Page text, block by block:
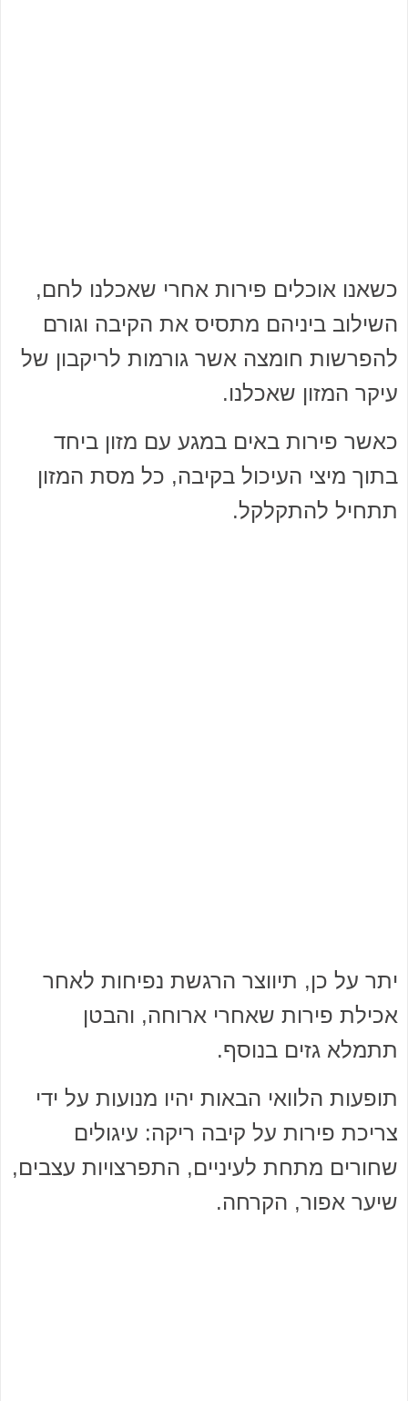
כשאנו אוכלים פירות אחרי שאכלנו לחם,
השילוב ביניהם מתסיס את הקיבה וגורם
להפרשות חומצה אשר גורמות לריקבון של
עיקר המזון שאכלנו.
כאשר פירות באים במגע עם מזון ביחד
בתוך מיצי העיכול בקיבה, כל מסת המזון
תתחיל להתקלקל.
יתר על כן, תיווצר הרגשת נפיחות לאחר
אכילת פירות שאחרי ארוחה, והבטן
תתמלא גזים בנוסף.
תופעות הלוואי הבאות יהיו מנועות על ידי
צריכת פירות על קיבה ריקה: עיגולים
שחורים מתחת לעיניים, התפרצויות עצבים,
שיער אפור, הקרחה.